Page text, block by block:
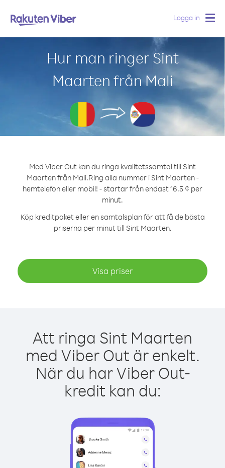
Logga in
Hur man ringer Sint
Maarten från Mali
Med Viber Out kan du ringa kvalitetssamtal till Sint
Maarten från Mali.Ring alla nummer i Sint Maarten -
hemtelefon eller mobil! - startar från endast 16.5 ¢ per
minut.
Köp kreditpaket eller en samtalsplan för att få de bästa
priserna per minut till Sint Maarten.
Visa priser
Att ringa Sint Maarten
med Viber Out är enkelt.
När du har Viber Out-
kredit kan du: